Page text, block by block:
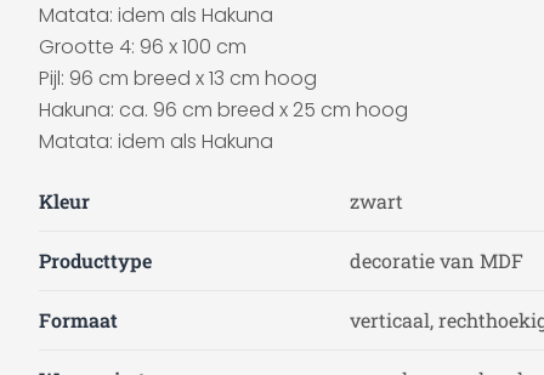
Matata: idem als Hakuna
Grootte 4: 96 x 100 cm
Pijl: 96 cm breed x 13 cm hoog
Hakuna: ca. 96 cm breed x 25 cm hoog
Matata: idem als Hakuna
Kleur zwart
Producttype decoratie van MDF
Formaat verticaal,